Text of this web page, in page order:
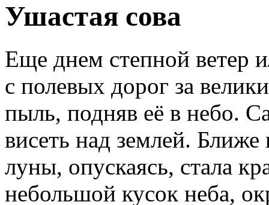
Ушастая сова
Еще днем степной ветер
с полевых дорог за
пыль, подняв её в небо.
висеть над землей.
луны, опускаясь, стала
небольшой кусок неба,